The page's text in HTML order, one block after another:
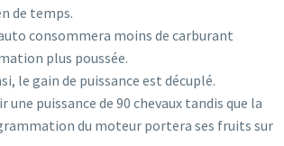
de temps.
consommera moins de carburant
plus poussée.
le gain de puissance est décuplé.
puissance de 90 chevaux tandis que la
du moteur portera ses fruits sur